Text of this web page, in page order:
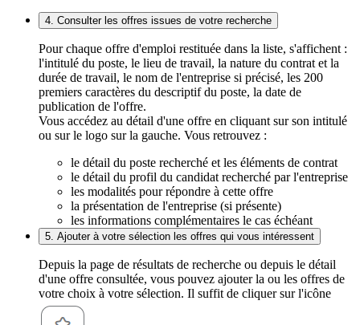
4. Consulter les offres issues de votre recherche
Pour chaque offre d'emploi restituée dans la liste, s'affichent :
l'intitulé du poste, le lieu de travail, la nature du contrat et la
durée de travail, le nom de l'entreprise si précisé, les 200
premiers caractères du descriptif du poste, la date de
publication de l'offre.
Vous accédez au détail d'une offre en cliquant sur son intitulé
ou sur le logo sur la gauche. Vous retrouvez :
le détail du poste recherché et les éléments de contrat
le détail du profil du candidat recherché par l'entreprise
les modalités pour répondre à cette offre
la présentation de l'entreprise (si présente)
les informations complémentaires le cas échéant
5. Ajouter à votre sélection les offres qui vous intéressent
Depuis la page de résultats de recherche ou depuis le détail
d'une offre consultée, vous pouvez ajouter la ou les offres de
votre choix à votre sélection. Il suffit de cliquer sur l'icône